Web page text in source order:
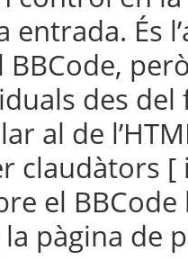
entrada. És
BBCode,
des
al de
claudàtors [
el
pàgina de